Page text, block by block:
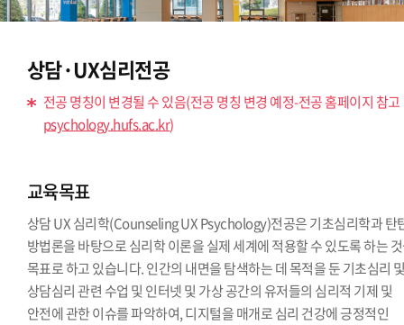
상담·UX심리전공
전공 명칭이 변경될 수 있음(전공 명칭 변경 예정-전공 홈페이지 참고
psychology.hufs.ac.kr)
교육목표
상담 UX 심리학(Counseling UX Psychology)전공은 기초심리학과 탄
방법론을 바탕으로 심리학 이론을 실제 세계에 적용할 수 있도록 하는
목표로 하고 있습니다. 인간의 내면을 탐색하는 데 목적을 둔 기초심리
상담심리 관련 수업 및 인터넷 및 가상 공간의 유저들의 심리적 기제 및
안전에 관한 이슈를 파악하여, 디지털을 매개로 심리 건강에 긍정적인